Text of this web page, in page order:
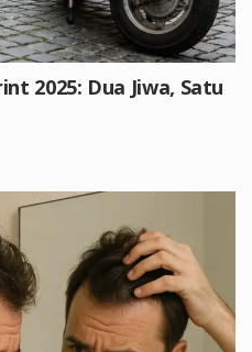
2025: Dua Jiwa, Satu